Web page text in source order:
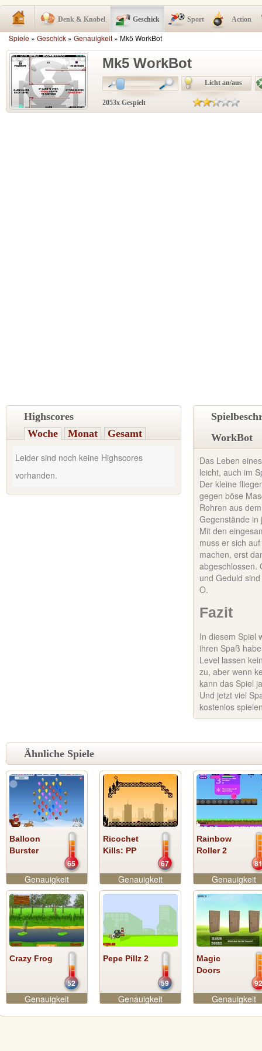
Denk & Knobel Geschick Sport Action
Spiele » Geschick » Genauigkeit » Mk5 WorkBot
Mk5 WorkBot
Licht an/aus
2053x Gespielt
Highscores
Woche
Monat Gesamt
Leider sind noch keine Highscores
vorhanden.
WorkBot
Das Leben
leicht, auch im
Der kleine
gegen böse
Rohren aus
Gegenstände in
Mit den
muss er sich
machen, erst
abgeschlossen.
und Geduld
O.
Fazit
In diesem Spiel
ihren Spaß
Level lassen
zu, aber wenn
kann das Spiel
Und jetzt viel
kostenlos
Ähnliche Spiele
Balloon
Burster
65
Genauigkeit
Ricochet
Kills: PP
67
Genauigkeit
Rainbow
Roller 2
81
Genauigkeit
Crazy Frog
52
Genauigkeit
Pepe Pillz 2
59
Genauigkeit
Magic
Doors
92
Genauigkeit